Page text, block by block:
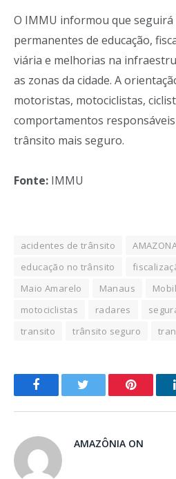
O IMMU informou que seguirá
permanentes de educação,
viária e melhorias na
as zonas da cidade. A
motoristas, motociclistas,
comportamentos
trânsito mais seguro.
Fonte: IMMU
acidentes de trânsito
educação no trânsito
Maio Amarelo
Manaus
motociclistas
radares
transito
trânsito seguro
o
AMAZÔNIA ON